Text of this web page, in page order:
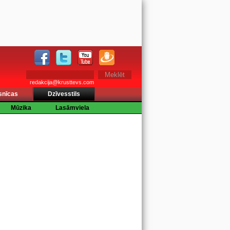
redakcija@krusttevs.com
Dzīvesstils
Mūzika
Lasāmviela